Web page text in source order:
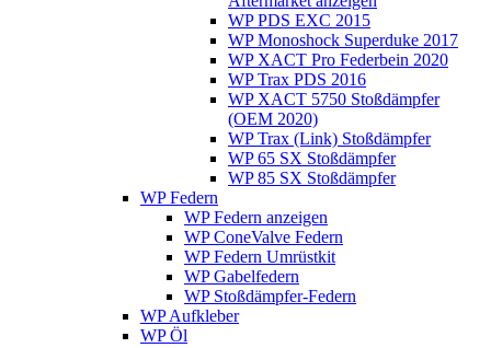
WP PDS EXC 2015
WP Monoshock Superduke 2017
WP XACT Pro Federbein 2020
WP Trax PDS 2016
WP XACT 5750 Stoßdämpfer
(OEM 2020)
WP Trax (Link) Stoßdämpfer
WP 65 SX Stoßdämpfer
WP 85 SX Stoßdämpfer
WP Federn
WP Federn anzeigen
WP ConeValve Federn
WP Federn Umrüstkit
WP Gabelfedern
WP Stoßdämpfer-Federn
WP Aufkleber
WP Öl